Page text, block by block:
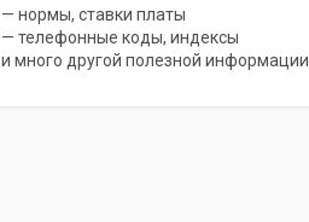
— нормы, ставки платы
— телефонные коды, индексы
и много другой полезной информации